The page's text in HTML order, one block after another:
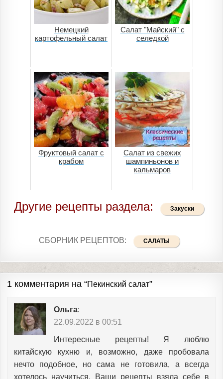
Немецкий
картофельный салат
Салат "Майский" с
селедкой
Фруктовый салат с
крабом
Салат из свежих
шампиньонов и
кальмаров
Другие рецепты раздела: Закуски
СБОРНИК РЕЦЕПТОВ: САЛАТЫ
1 комментария на “Пекинский салат”
Ольга:
22.09.2022 в 00:51
Интересные рецепты! Я люблю
китайскую кухню и, возможно, даже пробовала
нечто подобное, но сама не готовила, а всегда
хотелось научиться. Ваши рецепты взяла себе в